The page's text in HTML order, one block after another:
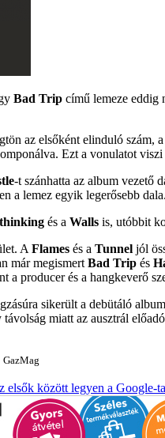
Bad Trip című lemeze eddig
az elsőként elinduló szám, a
Ezt a vonulatot viszi
-t szánhatta az album vezető
a lemez egyik legerősebb dala.
és a Walls is, utóbbit
A Flames és a Tunnel jól
már megismert Bad Trip és
a producer és a hangkeverő
sikerült a debütáló
miatt az ausztrál
GazMag
elsők között legyen a Google-